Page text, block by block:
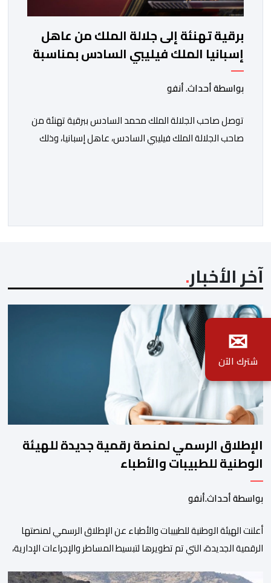
برقية تهنئة إلى جلالة الملك من عاهل
إسبانيا الملك فيليبي السادس بمناسبة
عيد العرش المجيد
بواسطة أحداث. أنفو
توصل صاحب الجلالة الملك محمد السادس ببرقية تهنئة من
صاحب الجلالة الملك فيليبي السادس، عاهل إسبانيا، وذلك
الملك، وبالمزيد من الازدهار والرفاه للشعب المغربي. […]
آخر الأخبار
الإطلاق الرسمي لمنصة رقمية جديدة للهيئة
الوطنية للطبيبات والأطباء
بواسطة أحداث.أنفو
أعلنت الهيئة الوطنية للطبيبات والأطباء عن الإطلاق الرسمي لمنصتها
الرقمية الجديدة، التي تم تطويرها لتبسيط المساطر والإجراءات الإدارية،
✉
شترك الآن